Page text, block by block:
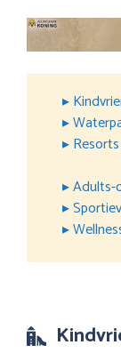
▸
▸
▸
▸ Adults-
▸
▸